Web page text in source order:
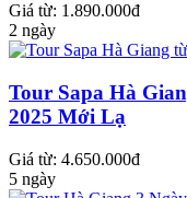
Giá từ: 1.890.000đ
2 ngày
Tour Sapa Hà
2025 Mới Lạ
Giá từ: 4.650.000đ
5 ngày